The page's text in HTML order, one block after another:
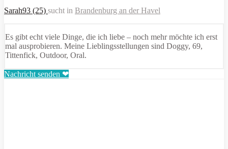
Sarah93 (25) sucht in Brandenburg an der Havel
Es gibt echt viele Dinge, die ich liebe – noch mehr möchte ich erst
mal ausprobieren. Meine Lieblingsstellungen sind Doggy, 69,
Tittenfick, Outdoor, Oral.
Nachricht senden ❤